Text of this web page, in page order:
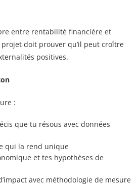
entre rentabilité financière et
doit prouver qu’il peut croître
positives.
:
que tu résous avec données
qui la rend unique
et tes hypothèses de
avec méthodologie de mesure